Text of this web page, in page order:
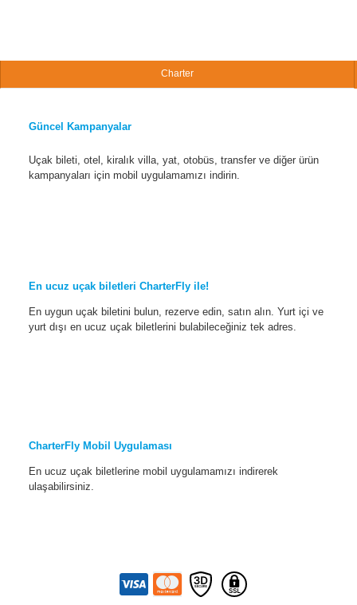
Charter
Güncel Kampanyalar
Uçak bileti, otel, kiralık villa, yat, otobüs, transfer ve diğer ürün
kampanyaları için mobil uygulamamızı indirin.
En ucuz uçak biletleri CharterFly ile!
En uygun uçak biletini bulun, rezerve edin, satın alın. Yurt içi ve
yurt dışı en ucuz uçak biletlerini bulabileceğiniz tek adres.
CharterFly Mobil Uygulaması
En ucuz uçak biletlerine mobil uygulamamızı indirerek
ulaşabilirsiniz.